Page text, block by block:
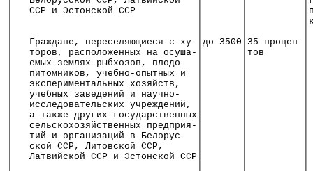
│   ССР и Эстонской ССР           │       │
│                                 │       │
│   Граждане, переселяющиеся с ху-│до 3500│35
│   торов, расположенных на осуша-│       │тов
│   емых землях рыбхозов, плодо-  │       │
│   питомников, учебно-опытных и  │       │
│   экспериментальных хозяйств,   │       │
│   учебных заведений и научно-   │       │
│   исследовательских учреждений, │       │
│   а также других государственных│       │
│   сельскохозяйственных предприя-│       │
│   тий и организаций в Белорус-  │       │
│   ской ССР, Литовской ССР,      │       │
│   Латвийской ССР и Эстонской ССР│       │